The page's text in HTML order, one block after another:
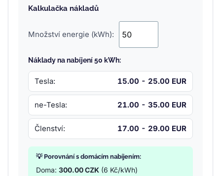
Kalkulačka nákladů
Množství energie (kWh):
Náklady na nabíjení 50 kWh:
Tesla: 15.00 - 25.00 EUR
ne-Tesla: 21.00 - 35.00 EUR
Členství: 17.00 - 29.00 EUR
💡 Porovnání s domácím nabíjením:
Doma: 300.00 CZK (6 Kč/kWh)